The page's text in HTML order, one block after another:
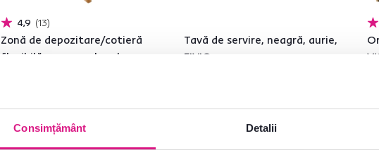
Consimțământ Detalii
4,9 13
Zonă de depozitare/cotieră
flexibilă canapea, bambus,
89 lei
Tavă de servire, neagră, aurie,
FIVIO
149 lei